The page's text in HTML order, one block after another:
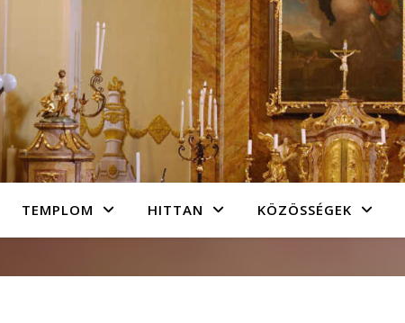
TEMPLOM HITTAN KÖZÖSSÉGEK